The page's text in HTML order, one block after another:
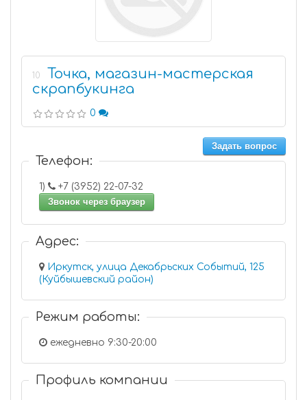
10
Точка, магазин-мастерская
скрапбукинга
0
Задать вопрос
Телефон:
1)
+7 (3952) 22-07-32
Звонок через браузер
Адрес:
Иркутск, улица Декабрьских Событий, 125
(Куйбышевский район)
Режим работы:
ежедневно 9:30-20:00
Профиль компании